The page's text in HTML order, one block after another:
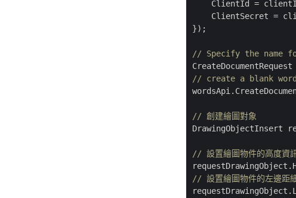
ClientId =
ClientSecret =
});
// Specify the name
// create a blank
// 創建繪圖對象
DrawingObjectInsert
// 設置繪圖物件的高度資訊
// 設置繪圖物件的左邊距